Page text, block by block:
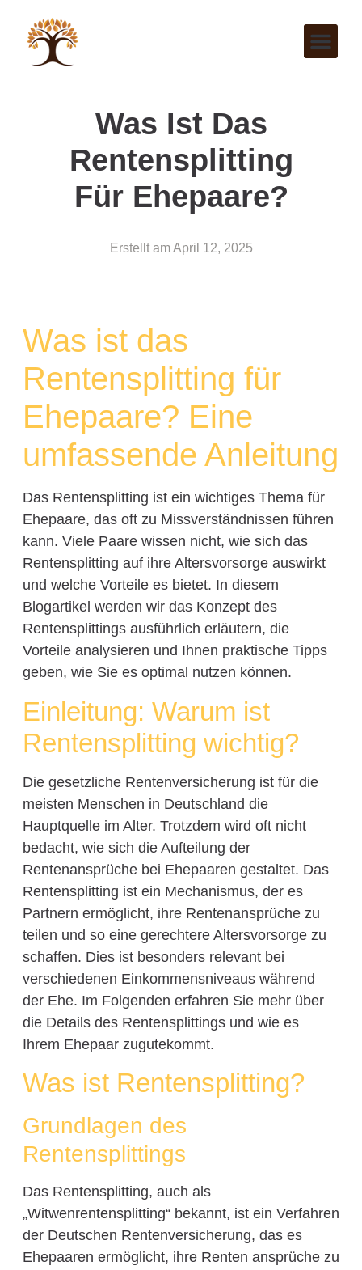
Was Ist Das
Rentensplitting
Für Ehepaare?
Erstellt am April 12, 2025
Was ist das
Rentensplitting für
Ehepaare? Eine
umfassende Anleitung
Das Rentensplitting ist ein wichtiges Thema für
Ehepaare, das oft zu Missverständnissen führen
kann. Viele Paare wissen nicht, wie sich das
Rentensplitting auf ihre Altersvorsorge auswirkt
und welche Vorteile es bietet. In diesem
Blogartikel werden wir das Konzept des
Rentensplittings ausführlich erläutern, die
Vorteile analysieren und Ihnen praktische Tipps
geben, wie Sie es optimal nutzen können.
Einleitung: Warum ist
Rentensplitting wichtig?
Die gesetzliche Rentenversicherung ist für die
meisten Menschen in Deutschland die
Hauptquelle im Alter. Trotzdem wird oft nicht
bedacht, wie sich die Aufteilung der
Rentenansprüche bei Ehepaaren gestaltet. Das
Rentensplitting ist ein Mechanismus, der es
Partnern ermöglicht, ihre Rentenansprüche zu
teilen und so eine gerechtere Altersvorsorge zu
schaffen. Dies ist besonders relevant bei
verschiedenen Einkommensniveaus während
der Ehe. Im Folgenden erfahren Sie mehr über
die Details des Rentensplittings und wie es
Ihrem Ehepaar zugutekommt.
Was ist Rentensplitting?
Grundlagen des
Rentensplittings
Das Rentensplitting, auch als
„Witwenrentensplitting“ bekannt, ist ein Verfahren
der Deutschen Rentenversicherung, das es
Ehepaaren ermöglicht, ihre Renten ansprüche zu